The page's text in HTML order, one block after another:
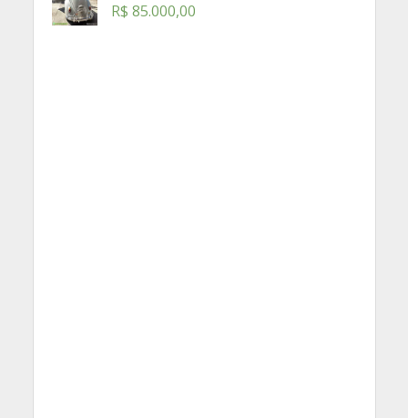
R$ 85.000,00